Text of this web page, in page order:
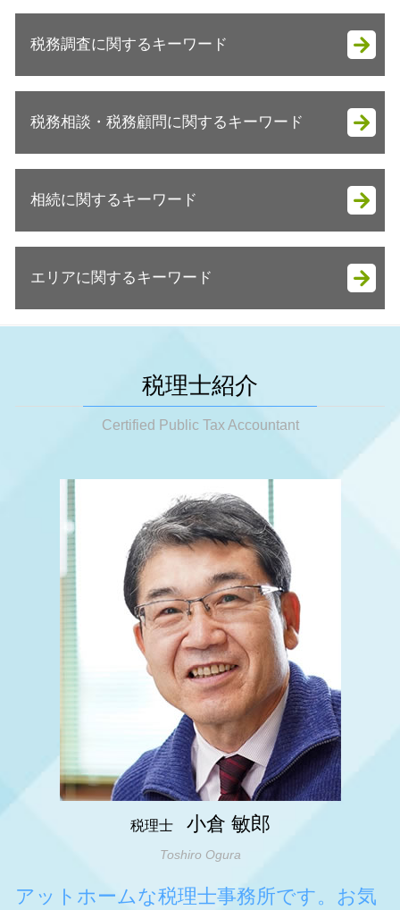
起業支援 助成金
会社設立 税金対策
会社設立 自分で
法人成り 資産引継ぎ
会社設立 やり方
法人成り
法人成り 税理士 相談
法人成り 融資
法人成り メリット
会社設立
税務調査に関するキーワード
税務調査 事前通知 いつ
税務調査 拒否
税務調査
税務調査 事前通知なし
税務調査 来る理由
税務調査 時期 法人
税務調査 いきなり訪問
税務調査 企業
税務調査とは
税務調査 税理士
税務調査 会社
税務調査 来るタイミング
税務相談・税務顧問に関するキーワード
税務顧問 金額
節税対策 ideco
節税対策 不動産
節税対策 個人
個人 税務顧問
事業承継税制 特例
税務顧問 相場
節税対策 ふるさと納税
決算 節税対策
確定申告 個人事業主 青色申告
税務相談 どこまで
事業承継税制
税務顧問
相続に関するキーワード
相続税 2割加算
相続税 生前贈与 現金
相続税 いくらから 生前贈与
遺産分割対策
相続税 分割
相続税 法定相続人
相続税申告 必要書類
相続 生前
相続税 マンション 生前贈与
小規模宅地 相続税
相続税 配偶者控除
相続 節税
相続 相談先
エリアに関するキーワード
大阪市 相続税 申告
大阪市 会社設立
姫路市 税務顧問
姫路市 相続税 申告
姫路市 事業承継
大阪市 相続 対策
神戸市 相続 対策
明石市 相続税 申告
明石市 会社設立
神戸市 節税対策
姫路市 法人成り
明石市 法人成り
姫路市 節税対策
神戸市 起業支援
神戸市 税務調査
大阪市 税務相談
税理士紹介
Certified Public Tax Accountant
税理士 小倉 敏郎
Toshiro Ogura
アットホームな税理士事務所です。お気